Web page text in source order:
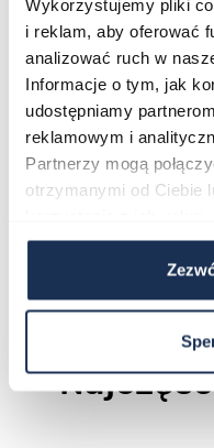
Wykorzystujemy pliki
i reklam, aby oferować
analizować ruch w
Informacje o tym, jak
udostępniamy
reklamowym i
Partnerzy mogą
otrzymanymi od Ciebie
O marce
Opinie
Zapytaj o produkt